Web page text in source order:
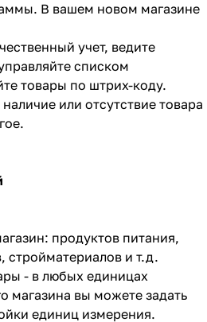
В вашем новом магазине
учет, ведите
списком
товары по штрих-коду.
или отсутствие товара
продуктов питания,
стройматериалов и т.д.
- в любых единицах
магазина вы можете задать
единиц измерения.